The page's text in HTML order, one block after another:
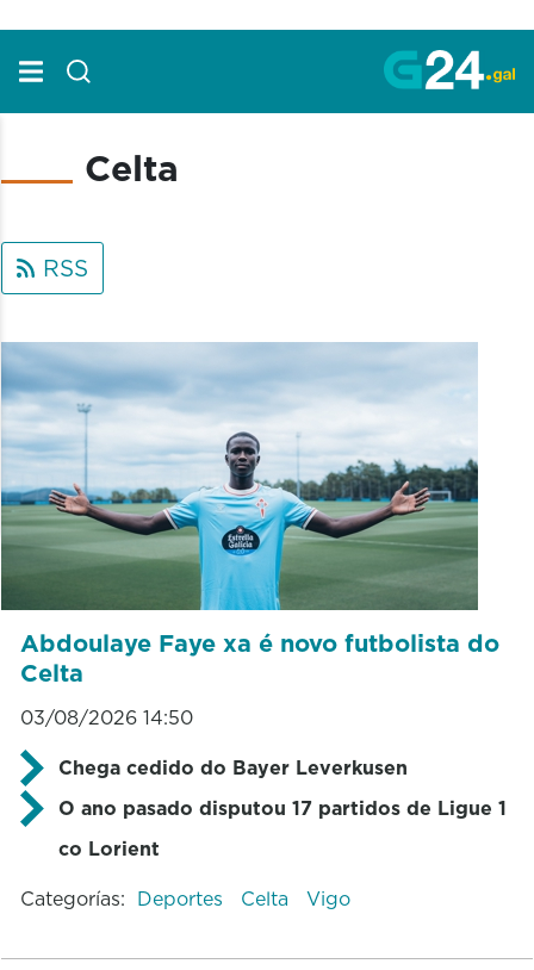
Celta
RSS
Abdoulaye Faye xa é novo futbolista do
Celta
03/08/2026 14:50
Chega cedido do Bayer Leverkusen
O ano pasado disputou 17 partidos de Ligue 1
co Lorient
Categorías: Deportes Celta Vigo